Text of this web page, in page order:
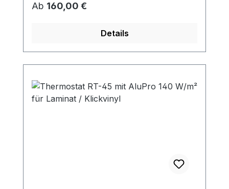
Regulärer Preis:
Ab 160,00 €
Details